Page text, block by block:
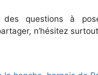
questions à
n’hésitez